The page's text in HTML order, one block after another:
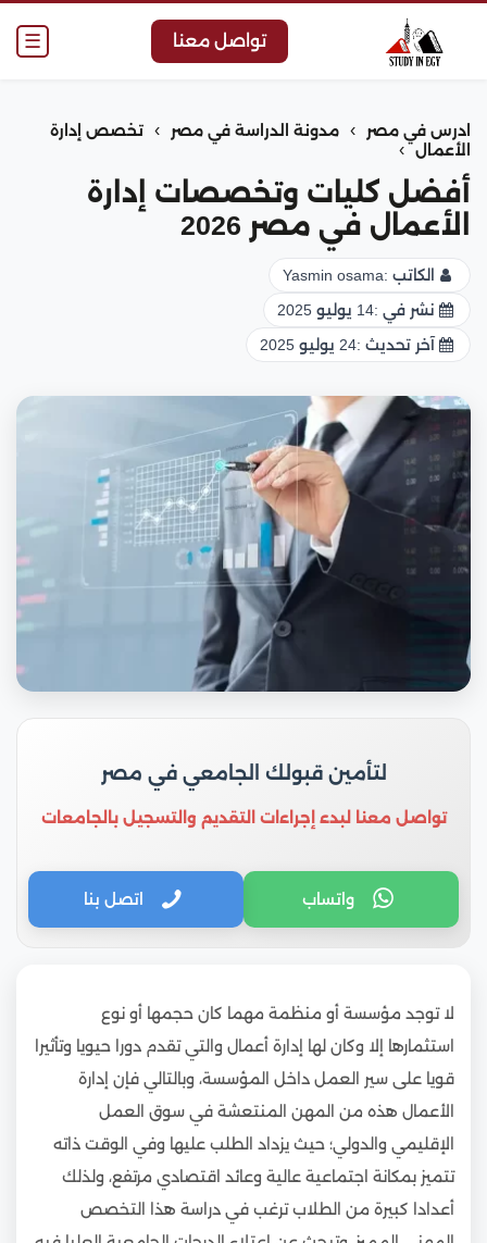
☰ تواصل معنا
ادرس في مصر › مدونة الدراسة في مصر ›
تخصص إدارة
الأعمال
›
أفضل كليات وتخصصات إدارة
الأعمال في مصر 2026
الكاتب :Yasmin osama
نشر في :14 يوليو 2025
آخر تحديث :24 يوليو 2025
لتأمين قبولك الجامعي في مصر
تواصل معنا لبدء إجراءات التقديم والتسجيل بالجامعات
واتساب اتصل بنا
لا توجد مؤسسة أو منظمة مهما كان حجمها أو نوع
استثمارها إلا وكان لها إدارة أعمال والتي تقدم دورا حيويا وتأثيرا
قويا على سير العمل داخل المؤسسة، وبالتالي فإن إدارة
الأعمال هذه من المهن المنتعشة في سوق العمل
الإقليمي والدولي؛ حيث يزداد الطلب عليها وفي الوقت ذاته
تتميز بمكانة اجتماعية عالية وعائد اقتصادي مرتفع، ولذلك
أعدادا كبيرة من الطلاب ترغب في دراسة هذا التخصص